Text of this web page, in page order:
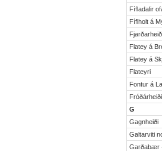
Fífladalir
Fíflholt á
Flatey á
Flatey á
Flateyri
Fontur á
G
Gagnheiði
Galtarviti
Garðabær